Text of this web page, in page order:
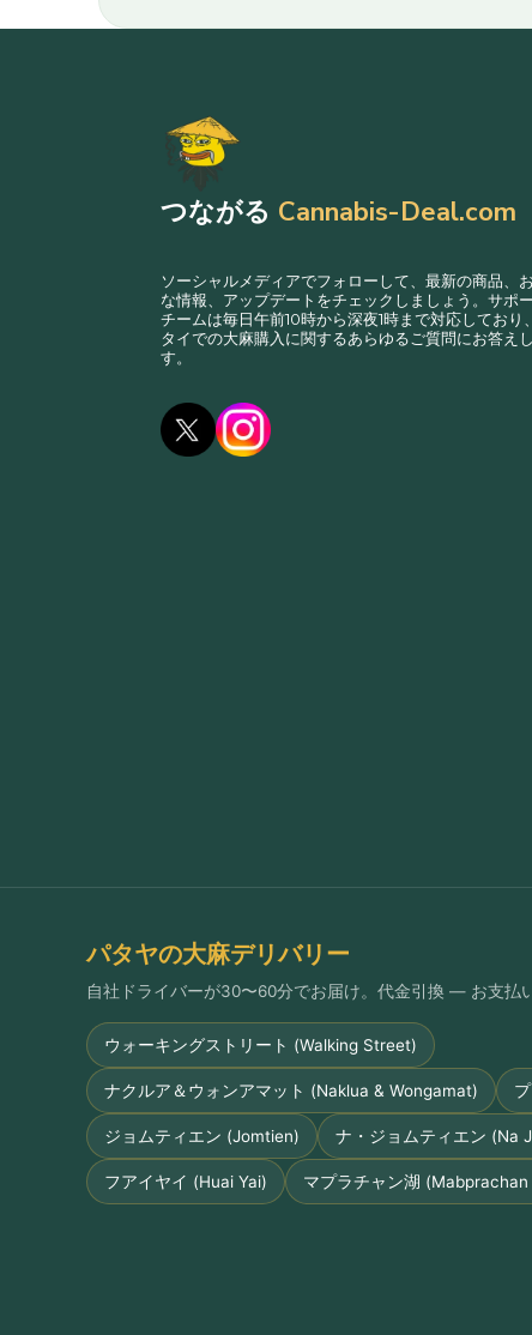
つながる Cannabis-Deal.com
ソーシャルメディアでフォローして、最新の商品、
な情報、アップデートをチェックしましょう。サポ
チームは毎日午前10時から深夜1時まで対応しており、
タイでの大麻購入に関するあらゆるご質問にお答え
す。
パタヤの大麻デリバリー
自社ドライバーが30〜60分でお届け。代金引換 — お支払
ウォーキングストリート (Walking Street)
ナクルア＆ウォンアマット (Naklua & Wongamat)
ジョムティエン (Jomtien) ナ・ジョムティエン (Na
フアイヤイ (Huai Yai) マプラチャン湖 (Mabprachan